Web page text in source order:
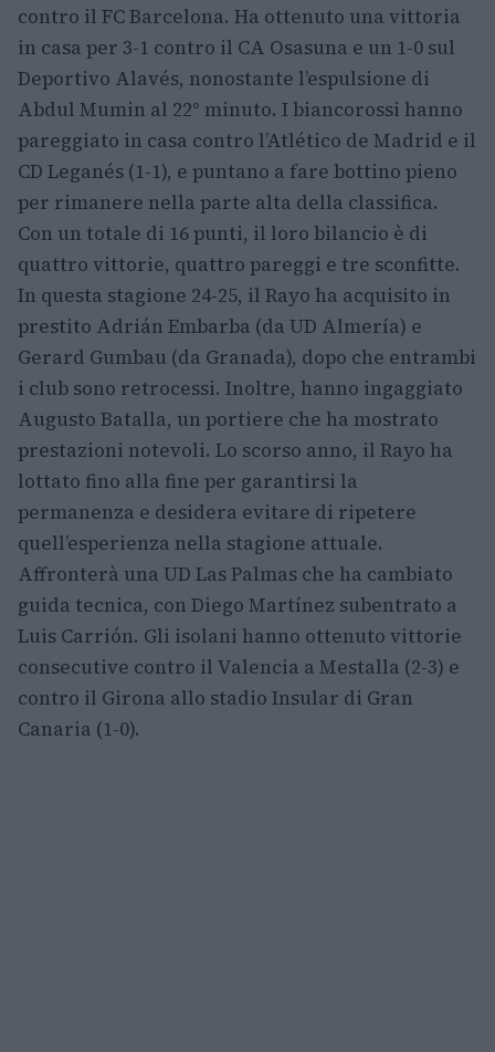
contro il FC Barcelona. Ha ottenuto una vittoria
in casa per 3-1 contro il CA Osasuna e un 1-0 sul
Deportivo Alavés, nonostante l’espulsione di
Abdul Mumin al 22° minuto. I biancorossi hanno
pareggiato in casa contro l’Atlético de Madrid e il
CD Leganés (1-1), e puntano a fare bottino pieno
per rimanere nella parte alta della classifica.
Con un totale di 16 punti, il loro bilancio è di
quattro vittorie, quattro pareggi e tre sconfitte.
In questa stagione 24-25, il Rayo ha acquisito in
prestito Adrián Embarba (da UD Almería) e
Gerard Gumbau (da Granada), dopo che entrambi
i club sono retrocessi. Inoltre, hanno ingaggiato
Augusto Batalla, un portiere che ha mostrato
prestazioni notevoli. Lo scorso anno, il Rayo ha
lottato fino alla fine per garantirsi la
permanenza e desidera evitare di ripetere
quell’esperienza nella stagione attuale.
Affronterà una UD Las Palmas che ha cambiato
guida tecnica, con Diego Martínez subentrato a
Luis Carrión. Gli isolani hanno ottenuto vittorie
consecutive contro il Valencia a Mestalla (2-3) e
contro il Girona allo stadio Insular di Gran
Canaria (1-0).